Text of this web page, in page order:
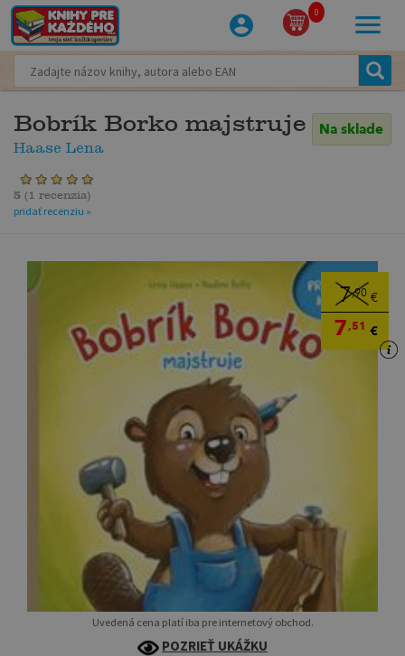
0
Bobrík Borko majstruje
Haase Lena
Na sklade
5 ( 1 recenzia)
pridať recenziu »
7,90 €
7,51 €
Uvedená cena platí iba pre internetový obchod.
POZRIEŤ UKÁŽKU